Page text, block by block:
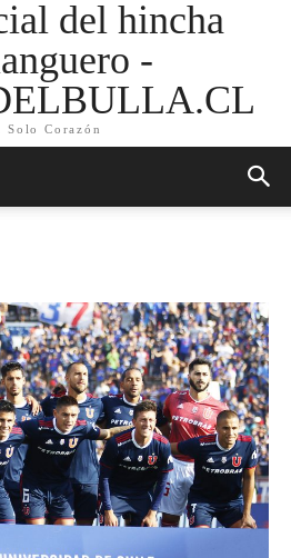
del hincha
-
Solo Corazón